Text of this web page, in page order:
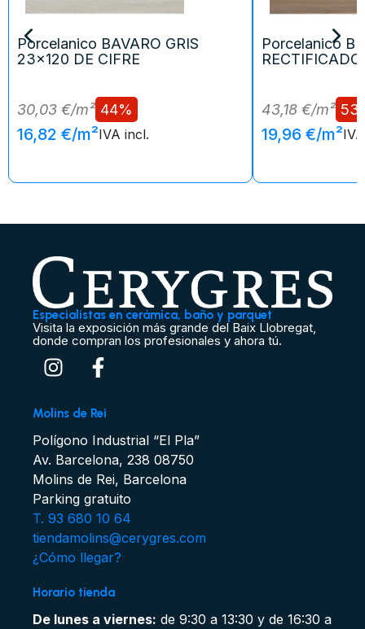
Porcelanico BAVARO GRIS
23x120 DE CIFRE
30,03 €/m² 44%
16,82 €/m²IVA incl.
Porcelanico
43,18 €/m²
19,96 €/m²
Especialistas en cerámica, baño y parquet
Visita la exposición más grande del Baix Llobregat,
donde compran los profesionales y ahora tú.
Molins de Rei
Polígono Industrial “El Pla”
Av. Barcelona, 238 08750
Molins de Rei, Barcelona
Parking gratuito
T. 93 680 10 64
tiendamolins@cerygres.com
¿Cómo llegar?
Horario tienda
De lunes a viernes: de 9:30 a 13:30 y de 16:30 a